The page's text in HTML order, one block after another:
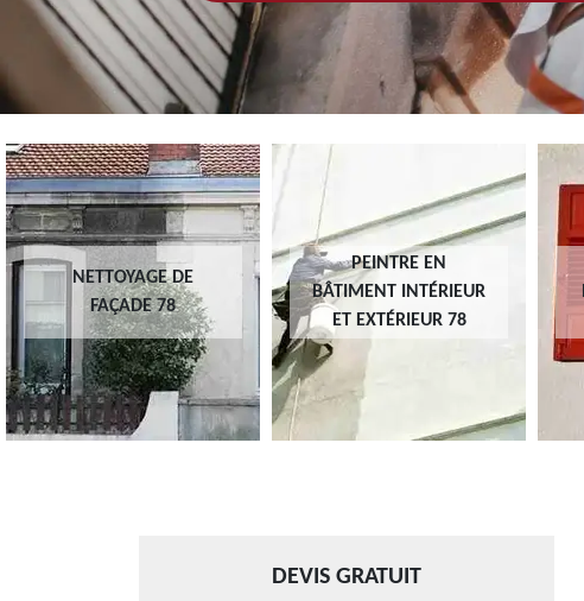
NETTOYAGE DE
FAÇADE 78
PEINTRE EN
BÂTIMENT INTÉRIEUR
ET EXTÉRIEUR 78
DEVIS GRATUIT